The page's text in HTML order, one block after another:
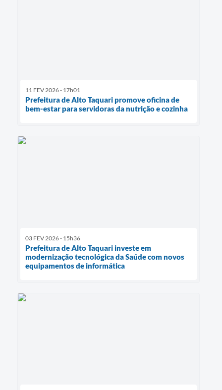
11 FEV 2026 - 17h01
Prefeitura de Alto Taquari promove oficina de
bem-estar para servidoras da nutrição e cozinha
03 FEV 2026 - 15h36
Prefeitura de Alto Taquari investe em
modernização tecnológica da Saúde com novos
equipamentos de informática